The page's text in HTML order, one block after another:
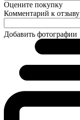
Оцените покупку
Комментарий к отзыву
Добавить фотографии